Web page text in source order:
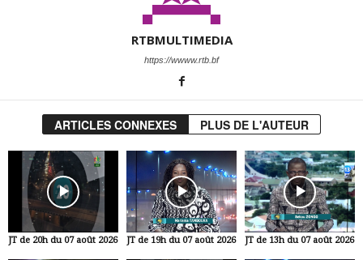
RTBMULTIMEDIA
https://wwww.rtb.bf
ARTICLES CONNEXES PLUS DE L'AUTEUR
JT de 20h du 07 août 2026 JT de 19h du 07 août 2026 JT de 13h du 07 août 2026